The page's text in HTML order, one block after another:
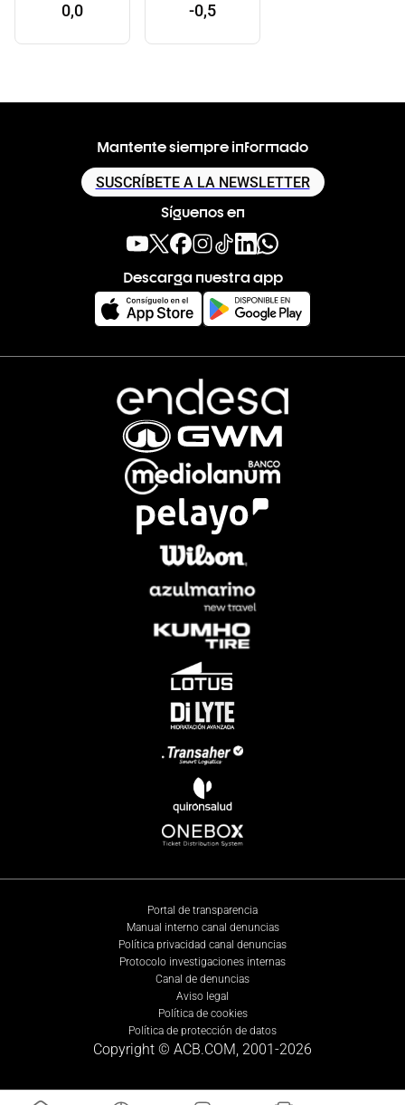
0,0 -0,5
Mantente siempre informado
SUSCRÍBETE A LA NEWSLETTER
Síguenos en
Descarga nuestra app
Portal de transparencia
Manual interno canal denuncias
Política privacidad canal denuncias
Protocolo investigaciones internas
Canal de denuncias
Aviso legal
Política de cookies
Política de protección de datos
Copyright © ACB.COM, 2001-2026